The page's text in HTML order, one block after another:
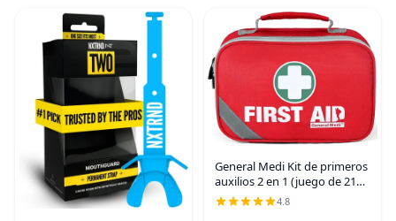
General Medi Kit de primeros
auxilios 2 en 1 (juego de 215
piezas) + kit de primeros
auxilios de 43 piezas, incluye
4.8